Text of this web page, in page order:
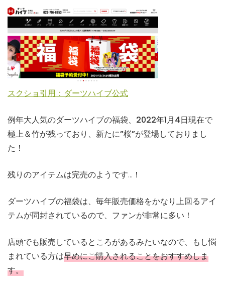
スクショ引用：ダーツハイブ公式
例年大人気のダーツハイブの福袋、 2022年1月4日現在で
極上＆竹が残っており、新たに”桜”が登場しておりまし
た！
残りのアイテムは完売のようです…！
ダーツハイブの福袋は、毎年販売価格をかなり上回るアイ
テムが同封されているので、ファンが非常に多い！
店頭でも販売しているところがあるみたいなので、もし悩
まれている方は早めにご購入されることをおすすめしま
す。